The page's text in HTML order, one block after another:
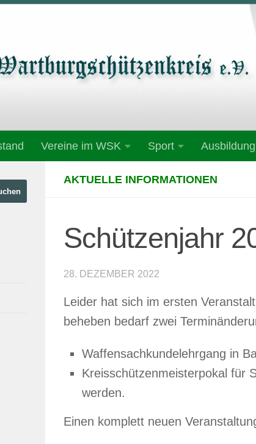
Vereine im WSK Sport Ausbildung
AKTUELLE INFORMATIONEN
Schützenjahr
28. DEZEMBER 2022
Leider hat sich im ersten
beheben bedarf zwei
Waffensachkundelehrgang in
Kreisschützenmeisterpokal für
werden.
Einen komplett neuen